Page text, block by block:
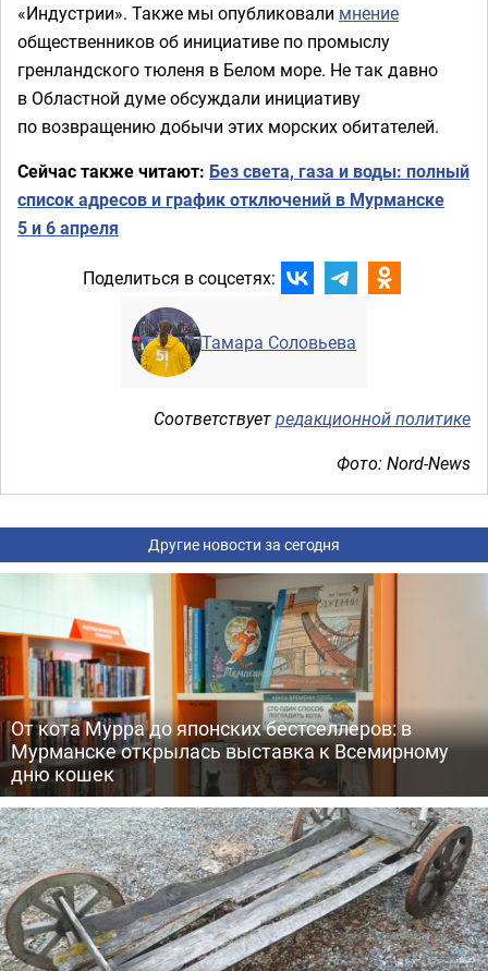
«Индустрии». Также мы опубликовали мнение
общественников об инициативе по промыслу
гренландского тюленя в Белом море. Не так давно
в Областной думе обсуждали инициативу
по возвращению добычи этих морских обитателей.
Сейчас также читают: Без света, газа и воды: полный
список адресов и график отключений в Мурманске
5 и 6 апреля
Поделиться в соцсетях:
Тамара Соловьева
Соответствуетредакционной политике
Фото: Nord-News
Другие новости за сегодня
От кота Мурра до японских бестселлеров: в
Мурманске открылась выставка к Всемирному
дню кошек